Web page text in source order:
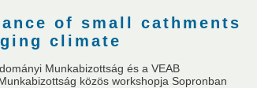
of small cathments
climate
Munkabizottság és a VEAB
közös workshopja Sopronban